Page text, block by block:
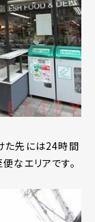
た先には24時間
なエリアです。